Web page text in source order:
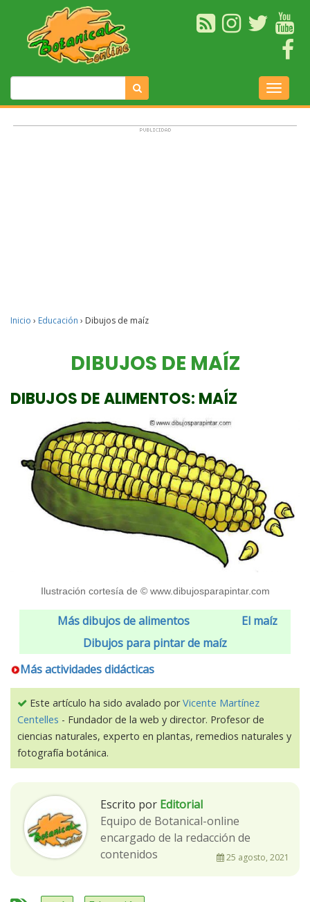
Inicio › Educación › Dibujos de maíz
DIBUJOS DE MAÍZ
DIBUJOS DE ALIMENTOS: MAÍZ
Ilustración cortesía de © www.dibujosparapintar.com
Más dibujos de alimentos
El maíz
Dibujos para pintar de maíz
Más actividades didácticas
Este artículo ha sido avalado porVicente Martínez
Centelles - Fundador de la web y director. Profesor de
ciencias naturales, experto en plantas, remedios naturales y
fotografía botánica.
Escrito por Editorial
Equipo de Botanical-online
encargado de la redacción de
contenidos
25 agosto, 2021